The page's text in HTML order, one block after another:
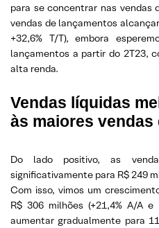
para se concentrar nas vendas
vendas de lançamentos
+32,6% T/T), embora
lançamentos a partir do 2T23,
alta renda.
Vendas líquidas
às maiores vendas
Do lado positivo, as
significativamente para R$ 249
Com isso, vimos um
R$ 306 milhões (+21,4% A/A
aumentar gradualmente para